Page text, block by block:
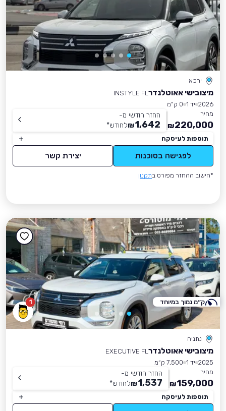
ירכא
מיצובישי אאוטלנדר INSTYLE FL
2026 יד 1
0 ק״מ
מחיר
220,000
₪
החזר חודשי מ-
1,642
₪לחודש*
תוספות לעיסקה
לפגישה בסוכנות יצירת קשר
*חישוב ההחזר מפורט בתקנון
1
נתניה
מיצובישי אאוטלנדר EXECUTIVE FL
2025 יד 1
7,500 ק״מ
מחיר
159,000
₪
החזר חודשי מ-
1,537
₪לחודש*
תוספות לעיסקה
ק״מ נמוך במיוחד